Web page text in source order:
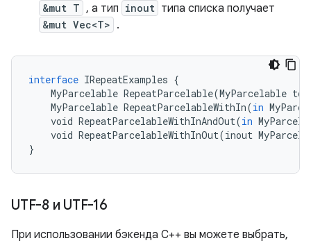
&mut T , а тип inout типа списка получает
&mut Vec<T> .
interface IRepeatExamples {
MyParcelable RepeatParcelable(MyParcelable
MyParcelable RepeatParcelableWithIn(in
void RepeatParcelableWithInAndOut(in
void RepeatParcelableWithInOut(inout
}
UTF-8 и UTF-16
При использовании бэкенда C++ вы можете выбрать,